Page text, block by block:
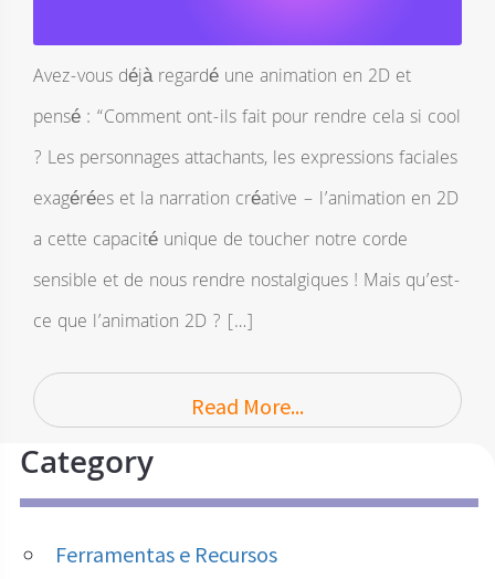
Avez-vous déjà regardé une animation en 2D et
pensé : “Comment ont-ils fait pour rendre cela si cool
? Les personnages attachants, les expressions faciales
exagérées et la narration créative – l’animation en 2D
a cette capacité unique de toucher notre corde
sensible et de nous rendre nostalgiques ! Mais qu’est-
ce que l’animation 2D ? […]
Read More...
Category
Ferramentas e Recursos